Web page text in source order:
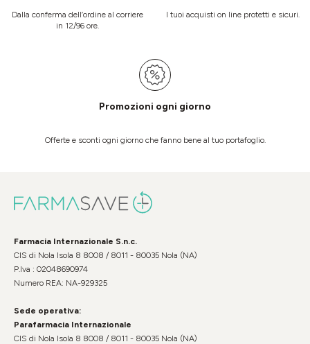
Dalla conferma dell’ordine al corriere
in 12/96 ore.
I tuoi acquisti on line protetti e sicuri.
Promozioni ogni giorno
Offerte e sconti ogni giorno che fanno bene al tuo portafoglio.
Farmacia Internazionale S.n.c.
CIS di Nola Isola 8 8008 / 8011 - 80035 Nola (NA)
P.Iva : 02048690974
Numero REA: NA-929325
Sede operativa:
Parafarmacia Internazionale
CIS di Nola Isola 8 8008 / 8011 - 80035 Nola (NA)